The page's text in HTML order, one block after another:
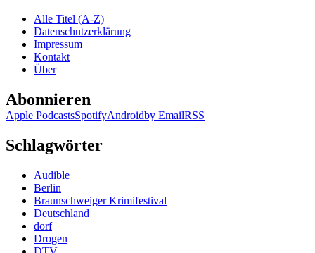
Santis
–
Das
Rätsel
Alle Titel (A-Z)
Datenschutzerklärung
Impressum
Kontakt
Über
Abonnieren
Apple PodcastsSpotifyAndroidby EmailRSS
Schlagwörter
Audible
Berlin
Braunschweiger Krimifestival
Deutschland
dorf
Drogen